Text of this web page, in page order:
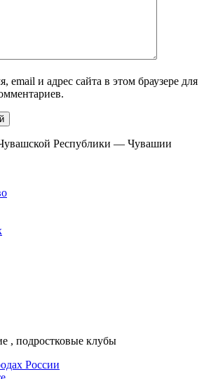
email и адрес сайта в этом браузере для
Республики — Чувашии
, подростковые клубы
России